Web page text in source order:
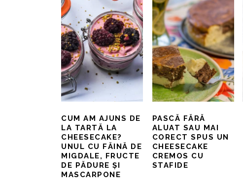
CUM AM AJUNS DE
LA TARTĂ LA
CHEESECAKE?
UNUL CU FĂINĂ DE
MIGDALE, FRUCTE
DE PĂDURE ȘI
MASCARPONE
PASCĂ FĂRĂ
ALUAT SAU MAI
CORECT SPUS UN
CHEESECAKE
CREMOS CU
STAFIDE